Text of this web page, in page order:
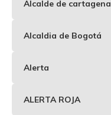
Alcalde de cartagena
Alcaldia de Bogotá
Alerta
ALERTA ROJA